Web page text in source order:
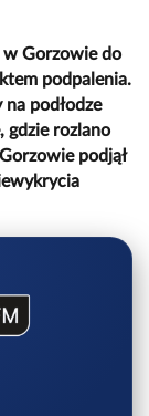
w Gorzowie do
podpalenia.
podłodze
gdzie rozlano
podjął